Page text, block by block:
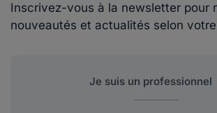
Inscrivez-vous à la newsletter pour
nouveautés et actualités selon